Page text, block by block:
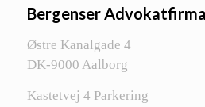
Bergenser Advokatfirma
Østre Kanalgade 4
DK-9000 Aalborg
Kastetvej 4 Parkering